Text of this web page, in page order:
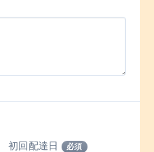
初回配達日 必須